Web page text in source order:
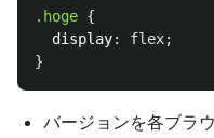
.hoge {
display: flex;
}
バージョンを各ブラ